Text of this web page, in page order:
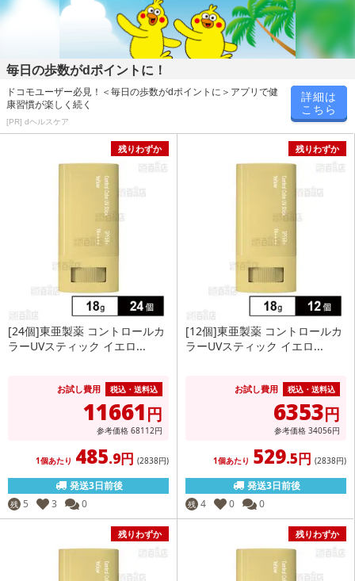
毎日の歩数がdポイントに！
ドコモユーザー必見！＜毎日の歩数がdポイントに＞アプリで健
康習慣が楽しく続く
[PR] dヘルスケア
詳細は
こちら
残りわずか
[24個]東亜製薬 コントロールカ
ラーUVスティック イエロ...
お試し費用 税込・送料込
11661円
参考価格 68112円
1個あたり 485.9円 (2838円)
発送3日前後
残 5 3 0
残りわずか
[12個]東亜製薬 コントロールカ
ラーUVスティック イエロ...
お試し費用 税込・送料込
6353円
参考価格 34056円
1個あたり 529.5円 (2838円)
発送3日前後
残 4 0 0
残りわずか 残りわずか